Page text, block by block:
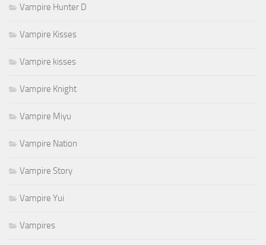
Vampire Hunter D
Vampire Kisses
Vampire kisses
Vampire Knight
Vampire Miyu
Vampire Nation
Vampire Story
Vampire Yui
Vampires